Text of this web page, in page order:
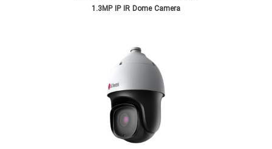
1.3MP IP IR Dome Camera